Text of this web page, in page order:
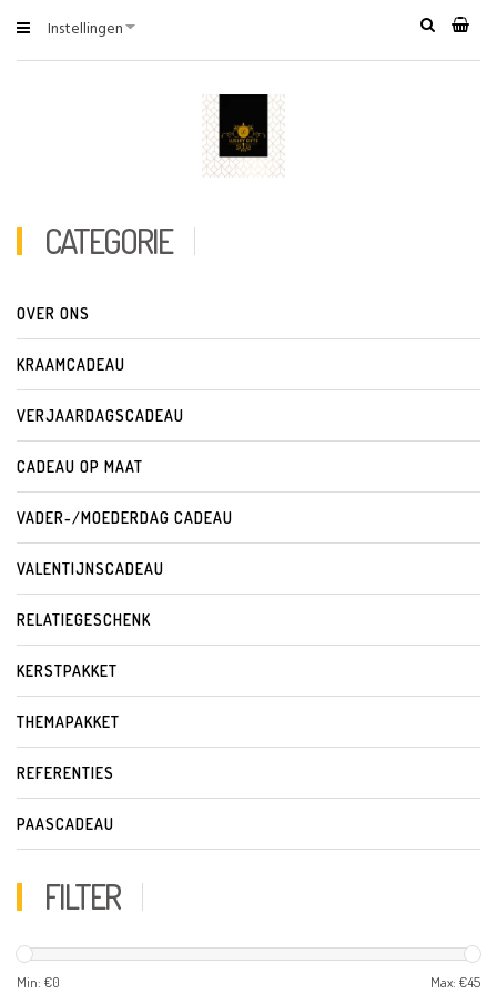
Instellingen
CATEGORIE
OVER ONS
KRAAMCADEAU
VERJAARDAGSCADEAU
CADEAU OP MAAT
VADER-/MOEDERDAG CADEAU
VALENTIJNSCADEAU
RELATIEGESCHENK
KERSTPAKKET
THEMAPAKKET
REFERENTIES
PAASCADEAU
FILTER
Min: €0 Max: €45